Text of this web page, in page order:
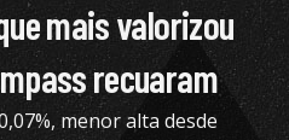
mais valorizou
recuaram
menor alta desde